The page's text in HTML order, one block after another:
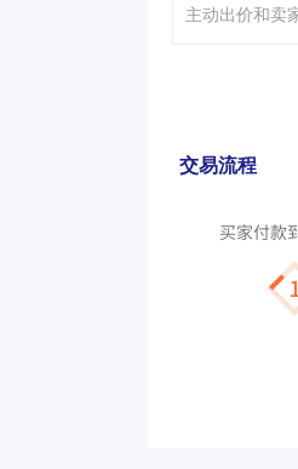
主动出价和卖
交易流程